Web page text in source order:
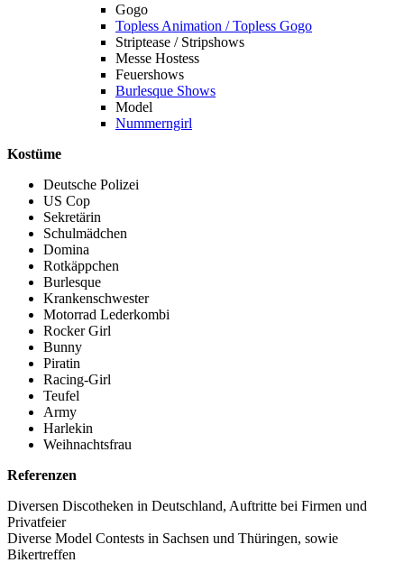
Gogo
Topless Animation / Topless Gogo
Striptease / Stripshows
Messe Hostess
Feuershows
Burlesque Shows
Model
Nummerngirl
Kostüme
Deutsche Polizei
US Cop
Sekretärin
Schulmädchen
Domina
Rotkäppchen
Burlesque
Krankenschwester
Motorrad Lederkombi
Rocker Girl
Bunny
Piratin
Racing-Girl
Teufel
Army
Harlekin
Weihnachtsfrau
Referenzen
Diversen Discotheken in Deutschland, Auftritte bei Firmen und
Privatfeier
Diverse Model Contests in Sachsen und Thüringen, sowie
Bikertreffen